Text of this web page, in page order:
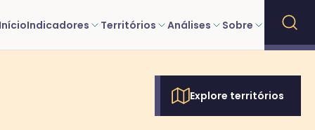
InícioIndicadores Territórios Análises Sobre
Explore territórios